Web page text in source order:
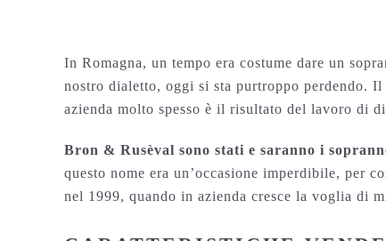
In Romagna, un tempo era costume dare un
nostro dialetto, oggi si sta purtroppo perdendo.
azienda molto spesso è il risultato del lavoro di
Bron & Rusèval sono stati e saranno i
questo nome era un’occasione imperdibile, per
nel 1999, quando in azienda cresce la voglia di